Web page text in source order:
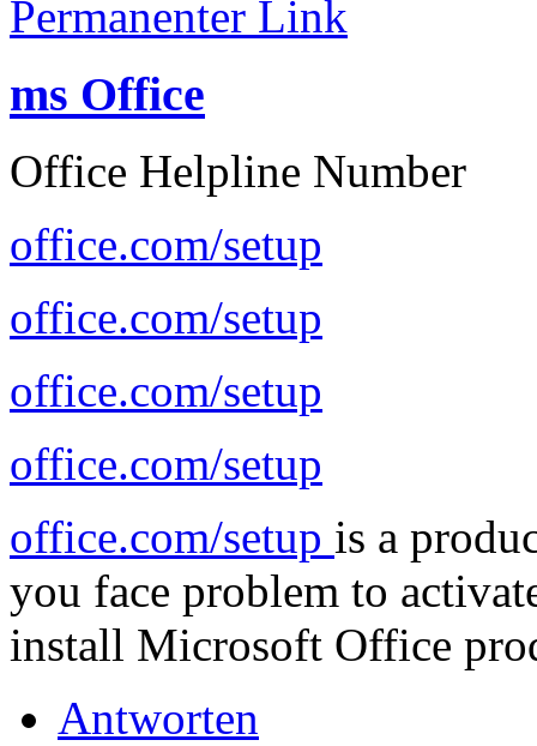
Permanenter Link
ms Office
Office Helpline Number
office.com/setup
office.com/setup
office.com/setup
office.com/setup
office.com/setup is a
you face problem to
install Microsoft Office
Antworten